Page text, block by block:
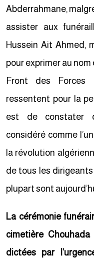
Abderrahmane,
assister aux
Hussein Ait Ahmed,
pour exprimer au
Front des Forces
ressentent pour la
est de constater
considéré comme
la révolution
de tous les
plupart sont
La cérémonie
cimetière
dictées par